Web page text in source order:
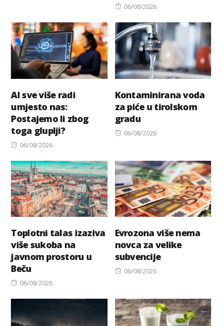
Posted
06/08/2026
AI sve više radi
umjesto nas:
Postajemo li zbog
toga gluplji?
Posted
06/08/2026
Kontaminirana voda
za piće u tirolskom
gradu
Posted
06/08/2026
Toplotni talas izaziva
više sukoba na
javnom prostoru u
Beču
Posted
06/08/2026
Evrozona više nema
novca za velike
subvencije
Posted
06/08/2026